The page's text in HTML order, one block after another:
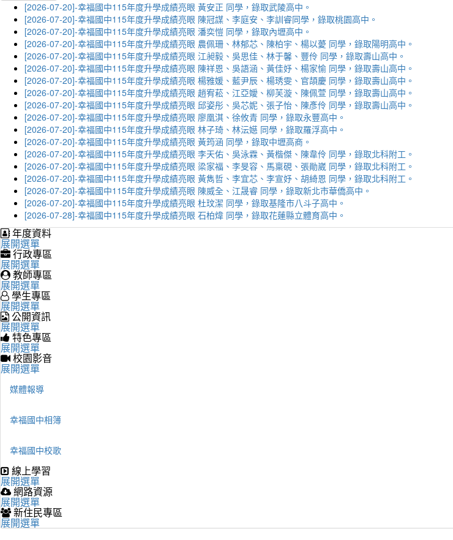
[2026-07-20]-幸福國中115年度升學成績亮眼 黃安正 同學，錄取武陵高中。
[2026-07-20]-幸福國中115年度升學成績亮眼 陳冠謀、李庭安、李訓睿同學，錄取桃園高中。
[2026-07-20]-幸福國中115年度升學成績亮眼 潘奕愷 同學，錄取內壢高中。
[2026-07-20]-幸福國中115年度升學成績亮眼 農佩珊、林郁芯、陳柏宇、楊以薆 同學，錄取陽明高中。
[2026-07-20]-幸福國中115年度升學成績亮眼 江昶毅、吳思佳、林于馨、豐伶 同學，錄取壽山高中。
[2026-07-20]-幸福國中115年度升學成績亮眼 陳祥恩、吳語涵、黃佳妤、楊家愉 同學，錄取壽山高中。
[2026-07-20]-幸福國中115年度升學成績亮眼 楊雅媛、藍尹辰、楊琇雯、官頡慶 同學，錄取壽山高中。
[2026-07-20]-幸福國中115年度升學成績亮眼 趙宥菘、江亞嬡、柳芙漩、陳佩萱 同學，錄取壽山高中。
[2026-07-20]-幸福國中115年度升學成績亮眼 邱姿彤、吳芯妮、張子怡、陳彥伶 同學，錄取壽山高中。
[2026-07-20]-幸福國中115年度升學成績亮眼 廖凰淇、徐攸青 同學，錄取永豐高中。
[2026-07-20]-幸福國中115年度升學成績亮眼 林子琦、林沄嬨 同學，錄取羅浮高中。
[2026-07-20]-幸福國中115年度升學成績亮眼 黃筠涵 同學，錄取中壢高商。
[2026-07-20]-幸福國中115年度升學成績亮眼 李天佑、吳泳霖、黃楷傑、陳韋伶 同學，錄取北科附工。
[2026-07-20]-幸福國中115年度升學成績亮眼 梁家福、李旻容、馬稟硯、張勛崴 同學，錄取北科附工。
[2026-07-20]-幸福國中115年度升學成績亮眼 黃雋哲、李宜芯、李宣妤、胡綺恩 同學，錄取北科附工。
[2026-07-20]-幸福國中115年度升學成績亮眼 陳威全、江晟睿 同學，錄取新北市華僑高中。
[2026-07-20]-幸福國中115年度升學成績亮眼 杜玟潔 同學，錄取基隆市八斗子高中。
[2026-07-28]-幸福國中115年度升學成績亮眼 石柏煒 同學，錄取花蓮縣立體育高中。
年度資料
展開選單
行政專區
展開選單
教師專區
展開選單
學生專區
展開選單
公開資訊
展開選單
特色專區
展開選單
校園影音
展開選單
媒體報導
幸福國中相簿
幸福國中校歌
線上學習
展開選單
網路資源
展開選單
新住民專區
展開選單